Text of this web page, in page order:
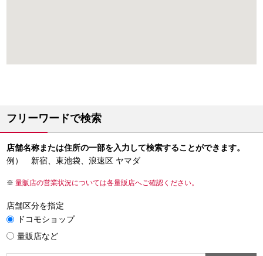
フリーワードで検索
店舗名称または住所の一部を入力して検索することができます。
例） 新宿、東池袋、浪速区 ヤマダ
量販店の営業状況については各量販店へご確認ください。
店舗区分を指定
ドコモショップ
量販店など